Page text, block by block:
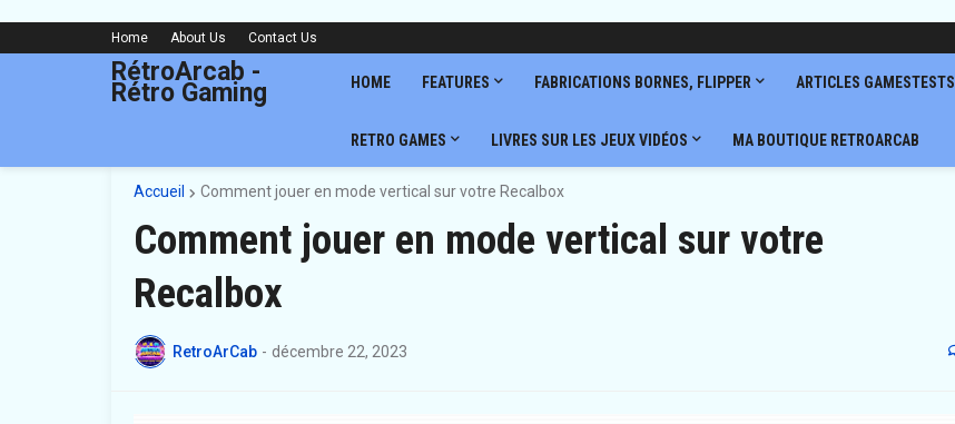
Home About Us Contact Us
RétroArcab -
Rétro Gaming HOME FEATURES FABRICATIONS BORNES, FLIPPER ARTICLES GAMESTESTS
RETRO GAMES LIVRES SUR LES JEUX VIDÉOS MA BOUTIQUE RETROARCAB
Accueil Comment jouer en mode vertical sur votre Recalbox
Comment jouer en mode vertical sur votre
Recalbox
RetroArCab - décembre 22, 2023